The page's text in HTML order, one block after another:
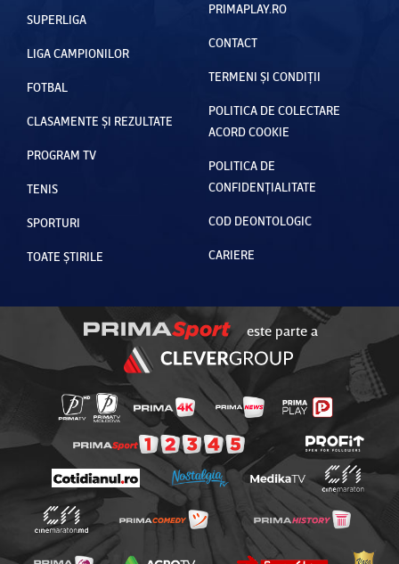
SUPERLIGA
LIGA CAMPIONILOR
FOTBAL
CLASAMENTE ȘI REZULTATE
PROGRAM TV
TENIS
SPORTURI
TOATE ȘTIRILE
PRIMAPLAY.RO
CONTACT
TERMENI ȘI CONDIȚII
POLITICA DE COLECTARE
ACORD COOKIE
POLITICA DE
CONFIDENȚIALITATE
COD DEONTOLOGIC
CARIERE
este parte a